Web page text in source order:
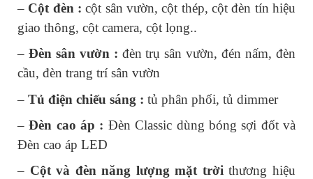
– Cột đèn : cột sân vườn, cột thép, cột đèn tín hiệu
giao thông, cột camera, cột lọng..
– Đèn sân vườn : đèn trụ sân vườn, đén nấm, đèn
cầu, đèn trang trí sân vườn
– Tủ điện chiếu sáng : tủ phân phối, tủ dimmer
– Đèn cao áp : Đèn Classic dùng bóng sợi đốt và
Đèn cao áp LED
– Cột và đèn năng lượng mặt trời thương hiệu